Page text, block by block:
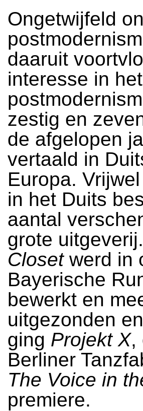
Ongetwijfeld
daaruit
interesse in
zestig en
de afgelopen
vertaald in
Europa.
in het Duits
aantal
grote uitgeverij.
Closetwerd in
Bayerische
bewerkt en
uitgezonden
ging Projekt X,
Berliner
The Voice in
premiere.